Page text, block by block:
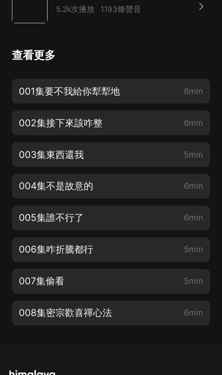
5.2k次播放 1193條聲音
查看更多
001集要不我給你犁犁地 6min
002集接下來該咋整 6min
003集東西還我 5min
004集不是故意的 6min
005集誰不行了 6min
006集咋折騰都行 5min
007集偷看 5min
008集密宗歡喜禪心法 6min